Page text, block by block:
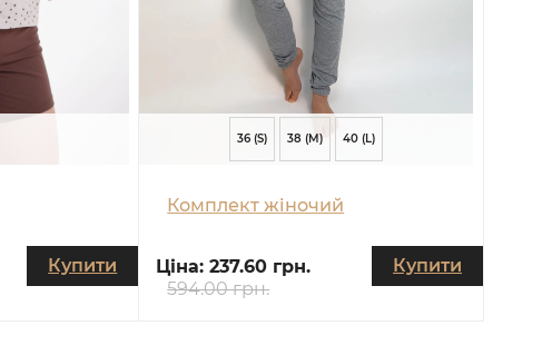
Купити
36 (S) 38 (M) 40 (L)
Комплект жіночий
Ціна:237.60 грн.
594.00 грн.
Купити